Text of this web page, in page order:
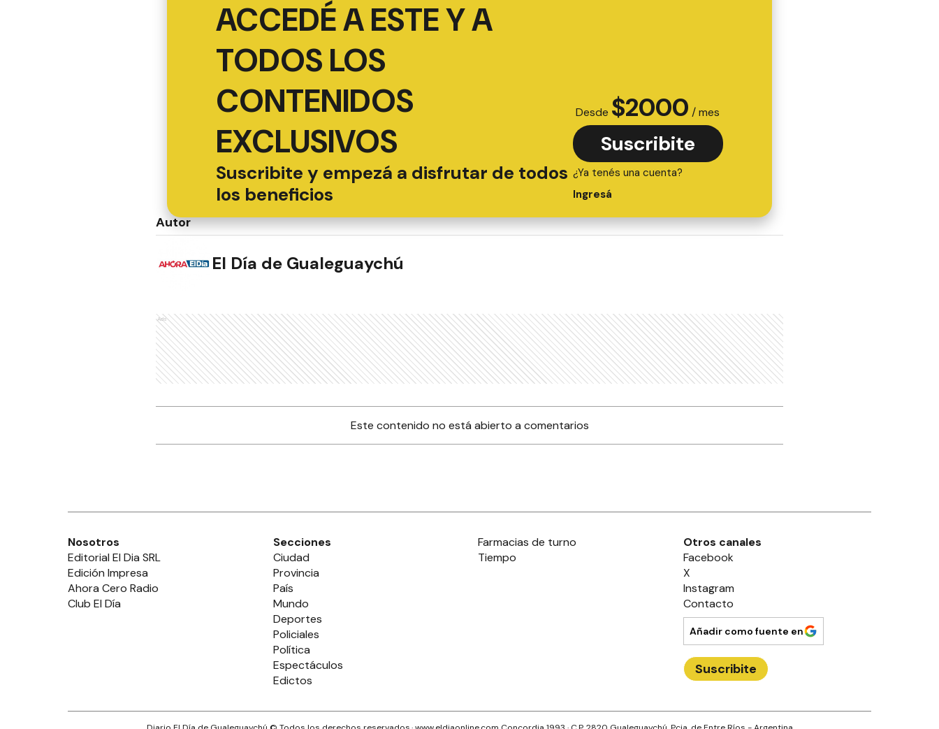
ACCEDÉ A ESTE Y A
TODOS LOS
CONTENIDOS
EXCLUSIVOS
Suscribite y empezá a disfrutar de todos
los beneficios
Desde $2000 / mes
Suscribite
¿Ya tenés una cuenta?
Ingresá
Autor
El Día de Gualeguaychú
Ads
Este contenido no está abierto a comentarios
Nosotros
Editorial El Dia SRL
Edición Impresa
Ahora Cero Radio
Club El Día
Secciones
Ciudad
Provincia
País
Mundo
Deportes
Policiales
Política
Espectáculos
Edictos
Farmacias de turno
Tiempo
Otros canales
Facebook
X
Instagram
Contacto
Añadir como fuente en
Suscribite